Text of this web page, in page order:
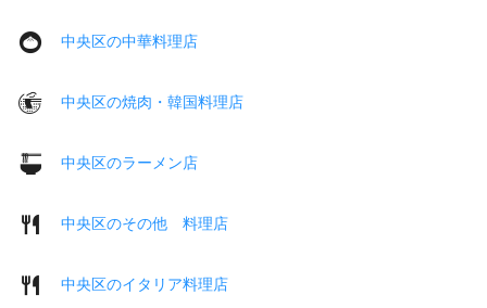
中央区の中華料理店
中央区の焼肉・韓国料理店
中央区のラーメン店
中央区のその他 料理店
中央区のイタリア料理店